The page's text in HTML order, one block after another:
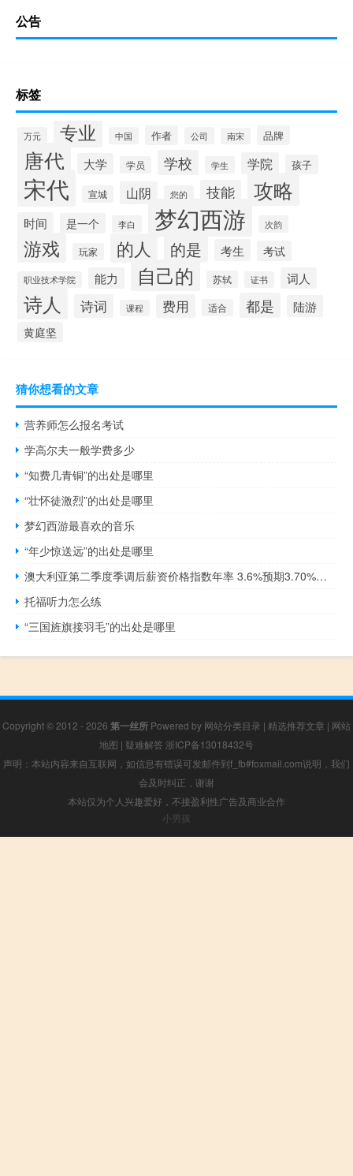
公告
标签
万元 专业 中国 作者 公司 南宋 品牌
唐代 大学 学员 学校 学生 学院 孩子
宋代 宣城 山阴 您的 技能 攻略
时间 是一个 李白 梦幻西游 次韵
游戏 玩家 的人 的是 考生 考试
职业技术学院 能力 自己的 苏轼 证书 词人
诗人 诗词 课程 费用 适合 都是 陆游
黄庭坚
猜你想看的文章
营养师怎么报名考试
学高尔夫一般学费多少
“知费几青铜”的出处是哪里
“壮怀徒激烈”的出处是哪里
梦幻西游最喜欢的音乐
“年少惊送远”的出处是哪里
澳大利亚第二季度季调后薪资价格指数年率 3.6%预期3.70%前值3.70%澳大利亚第二季度季调后薪资价格指数季率 0.8%预期0.90%前值0.80%
托福听力怎么练
“三国旌旗接羽毛”的出处是哪里
Copyright © 2012 - 2026 第一丝所 Powered by 网站分类目录 | 精选推荐文章 | 网站
地图 | 疑难解答 浙ICP备13018432号
声明：本站内容来自互联网，如信息有错误可发邮件到f_fb#foxmail.com说明，我们
会及时纠正，谢谢
本站仅为个人兴趣爱好，不接盈利性广告及商业合作
小男孩